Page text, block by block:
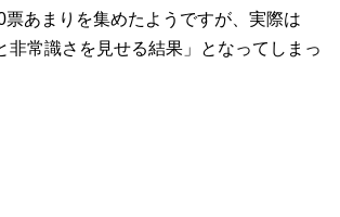
あまりを集めたようですが、実際は
非常識さを見せる結果」となってしまっ